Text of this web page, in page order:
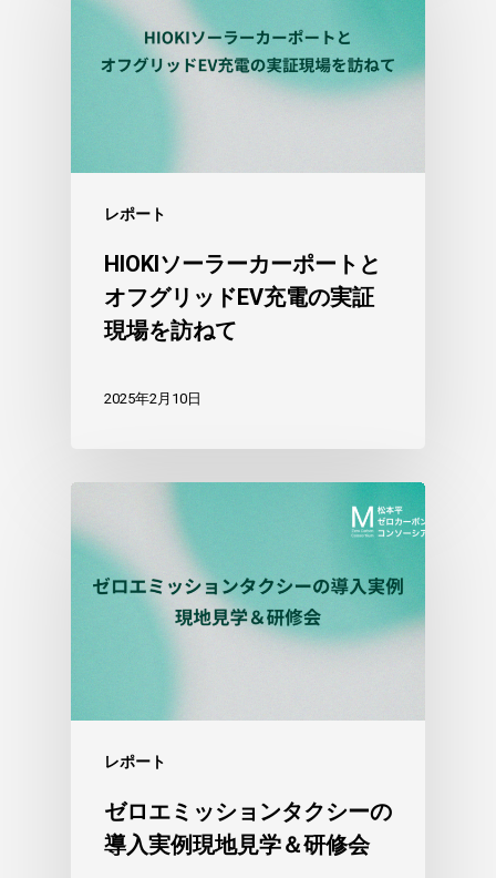
レポート
HIOKIソーラーカーポートと
オフグリッドEV充電の実証
現場を訪ねて
2025年2月10日
レポート
ゼロエミッションタクシーの
導入実例現地見学＆研修会